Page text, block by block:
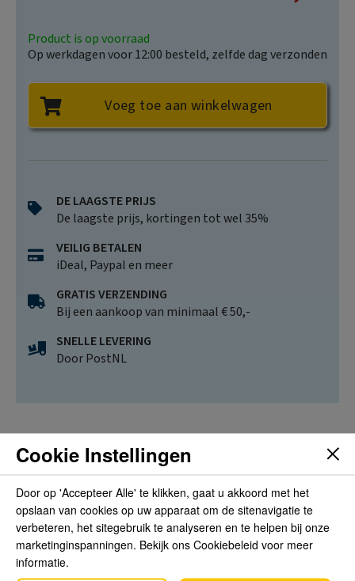
Product is op voorraad
Op werkdagen voor 12:00 besteld, zelfde dag verzonden
Voeg toe aan winkelwagen
DE LAAGSTE PRIJS
De laagste prijs, kortingen tot wel 35%
VEILIG BETALEN
iDeal, Paypal en meer
GRATIS VERZENDING
Bij een aankoop van minimaal € 50,-
SNELLE LEVERING
Door PostNL
Beoordelingen
Schrijf de eerste review over dit product
Schrijf een beoordeling
Cookie Instellingen
Door op 'Accepteer Alle' te klikken, gaat u akkoord met het
opslaan van cookies op uw apparaat om de sitenavigatie te
verbeteren, het sitegebruik te analyseren en te helpen bij onze
marketinginspanningen. Bekijk ons Cookiebeleid voor meer
informatie.